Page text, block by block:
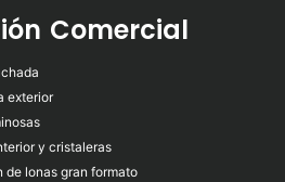
Comercial
exterior
y cristaleras
de lonas gran formato